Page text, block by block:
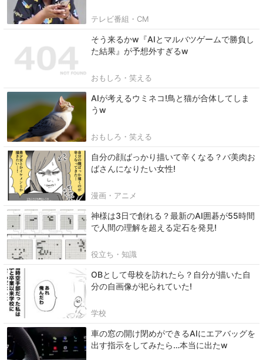
テレビ番組・CM
そう来るかw『AIとマルバツゲームで勝負し
た結果』が予想外すぎるw
おもしろ・笑える
AIが考えるウミネコ!鳥と猫が合体してしま
うw
おもしろ・笑える
自分の顔ばっかり描いて辛くなる？バ美肉お
ばさんになりたい女性!
漫画・アニメ
神様は3日で創れる？最新のAI囲碁が55時間
で人間の理解を超える定石を発見!
役立ち・知識
OBとして母校を訪れたら？自分が描いた自
分の自画像が祀られていた!
学校
車の窓の開け閉めができるAIにエアバッグを
出す指示をしてみたら…本当に出たw